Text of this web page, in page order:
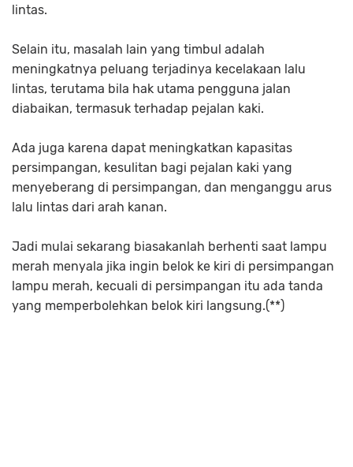
lintas.
Selain itu, masalah lain yang timbul adalah
meningkatnya peluang terjadinya kecelakaan lalu
lintas, terutama bila hak utama pengguna jalan
diabaikan, termasuk terhadap pejalan kaki.
Ada juga karena dapat meningkatkan kapasitas
persimpangan, kesulitan bagi pejalan kaki yang
menyeberang di persimpangan, dan menganggu arus
lalu lintas dari arah kanan.
Jadi mulai sekarang biasakanlah berhenti saat lampu
merah menyala jika ingin belok ke kiri di persimpangan
lampu merah, kecuali di persimpangan itu ada tanda
yang memperbolehkan belok kiri langsung.(**)